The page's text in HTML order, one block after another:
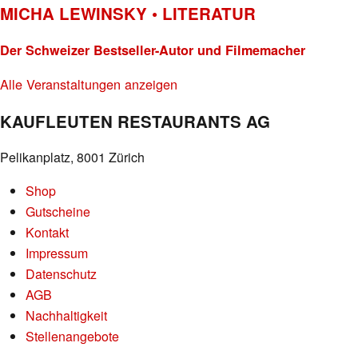
MICHA LEWINSKY • LITERATUR
Der Schweizer Bestseller-Autor und Filmemacher
Alle Veranstaltungen anzeigen
KAUFLEUTEN RESTAURANTS AG
Pelikanplatz, 8001 Zürich
Shop
Gutscheine
Kontakt
Impressum
Datenschutz
AGB
Nachhaltigkeit
Stellenangebote